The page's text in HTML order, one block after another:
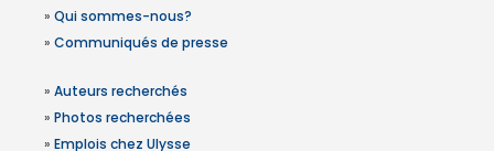
» Qui sommes-nous?
» Communiqués de presse
» Auteurs recherchés
» Photos recherchées
» Emplois chez Ulysse